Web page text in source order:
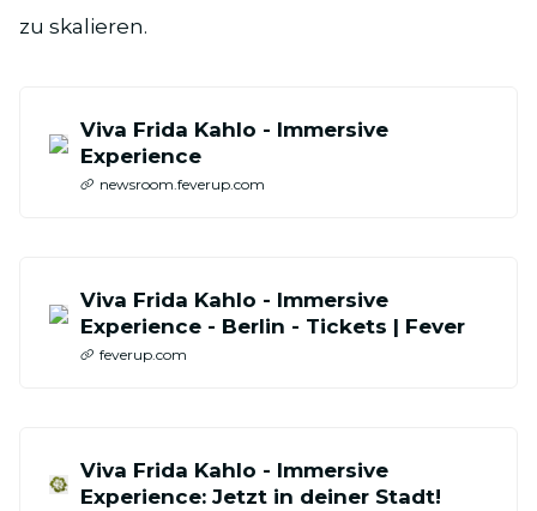
zu skalieren.
Viva Frida Kahlo - Immersive
Experience
newsroom.feverup.com
Viva Frida Kahlo - Immersive
Experience - Berlin - Tickets | Fever
feverup.com
Viva Frida Kahlo - Immersive
Experience: Jetzt in deiner Stadt!